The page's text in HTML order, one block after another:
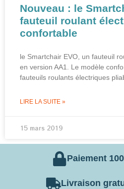
Nouveau : le
fauteuil roulant
confortable
le Smartchair EVO, un fauteuil
en version AA1. Le modèle
fauteuils roulants électriques
LIRE LA SUITE »
15 mars 2019
Paiement
Livraison